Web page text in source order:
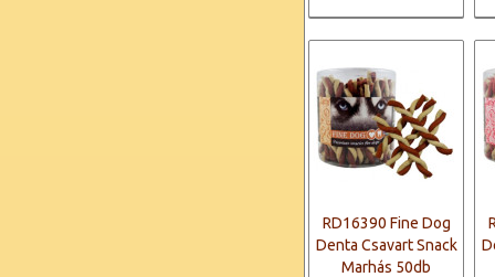
RD16390 Fine Dog
Denta Csavart Snack
Marhás 50db